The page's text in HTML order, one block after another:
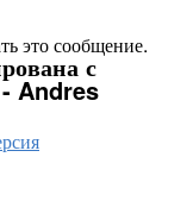
это сообщение.
с
Andres